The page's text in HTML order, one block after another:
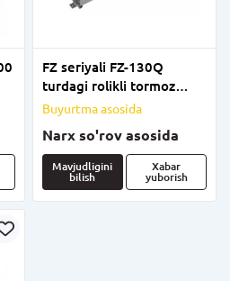
FZ seriyali FZ-130Q
turdagi rolikli tormoz
uskunasi
Buyurtma asosida
Narx so'rov asosida
Mavjudligini
bilish
Xabar
yuborish